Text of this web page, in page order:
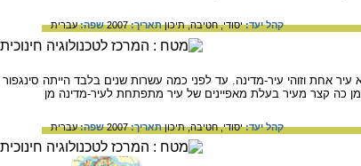
קהל יעד:יסודי,חטיבה,תיכוןתאריך:2007 שפה:עברית
אחת וזוהי עיר-מדינה. עד לפני כמה עשרות שנים בלבד הייתה סינגפור
כה קצר מעיר בעלת מאפיינים של עיר מתפתחת לעיר-מדינה מן
קהל יעד:יסודי,חטיבה,תיכוןתאריך:2007 שפה:עברית